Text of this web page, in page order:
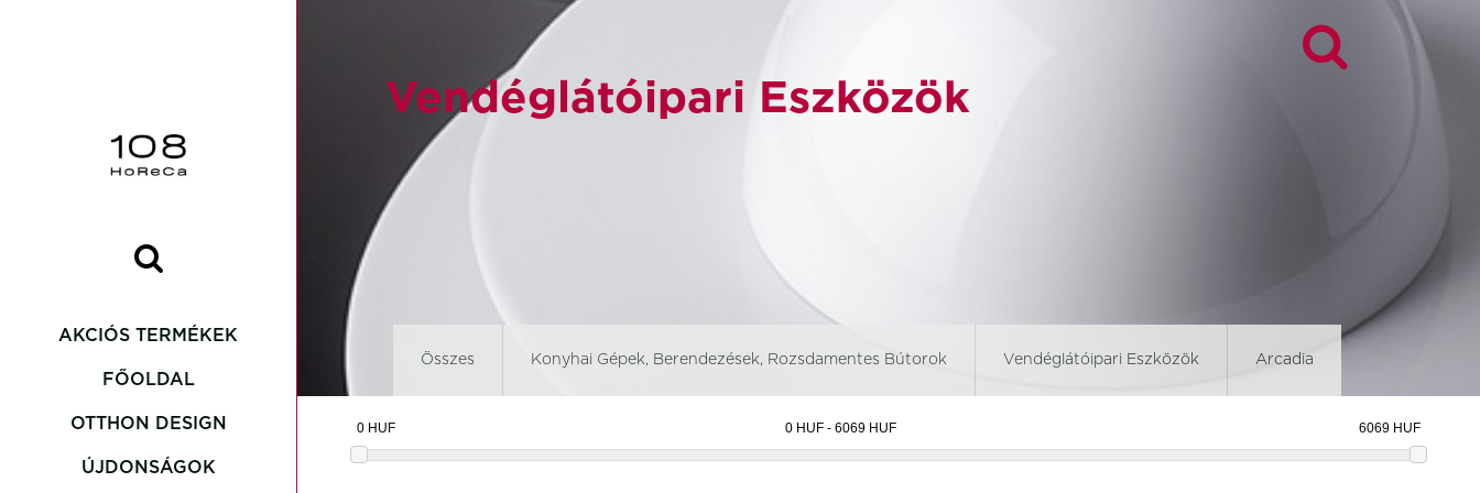
AKCIÓS TERMÉKEK
FŐOLDAL
OTTHON DESIGN
ÚJDONSÁGOK
Vendéglátóipari Eszközök
Összes Konyhai Gépek, Berendezések, Rozsdamentes Bútorok Vendéglátóipari Eszközök Arcadia
Aurora Vesuvius